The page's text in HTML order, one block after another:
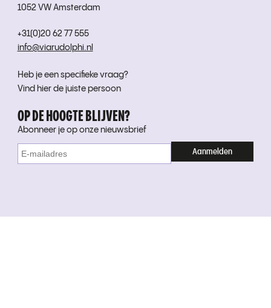
1052 VW Amsterdam
+31(0)20 62 77 555
info@viarudolphi.nl
Heb je een specifieke vraag?
Vind hier de juiste persoon
OP DE HOOGTE BLIJVEN?
Abonneer je op onze nieuwsbrief